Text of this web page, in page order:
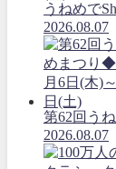
うねめで
2026.08.07
第62回う
2026.08.07